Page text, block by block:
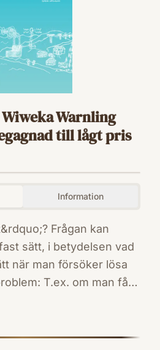
Warnling
till lågt pris
Information
Frågan kan
sätt, i betydelsen vad
när man försöker lösa
T.ex. om man få
eller om det är
om man försöker